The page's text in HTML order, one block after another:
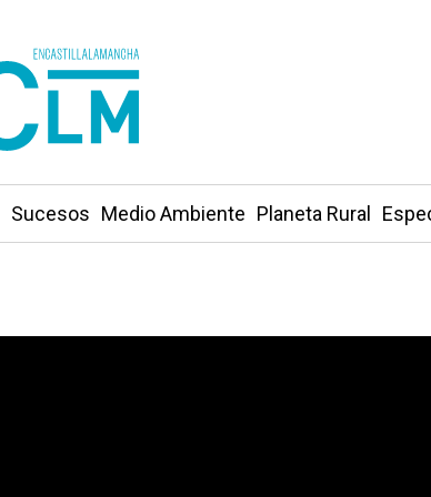
Sucesos Medio Ambiente Planeta Rural